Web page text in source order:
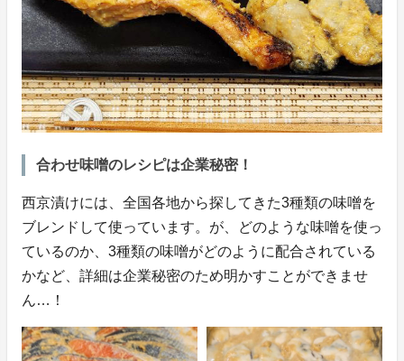
合わせ味噌のレシピは企業秘密！
西京漬けには、全国各地から探してきた3種類の味噌を
ブレンドして使っています。が、どのような味噌を使っ
ているのか、3種類の味噌がどのように配合されている
かなど、詳細は企業秘密のため明かすことができませ
ん…！